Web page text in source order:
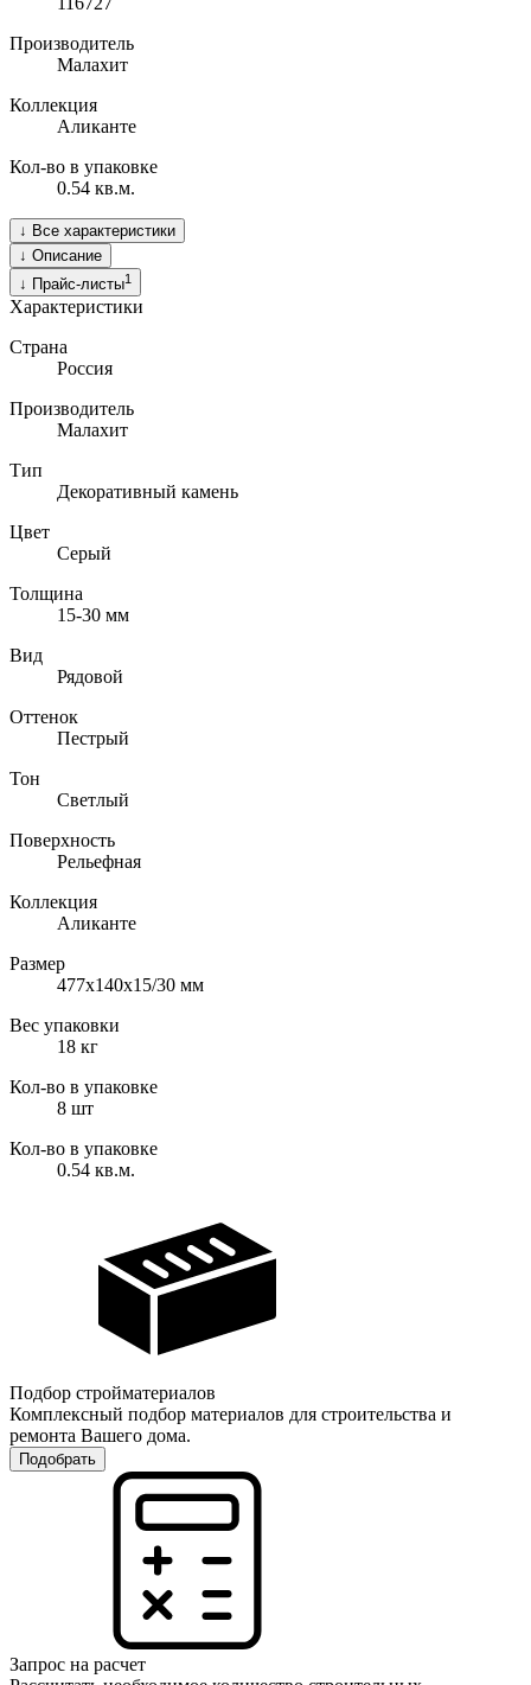
Производитель
Малахит
Коллекция
Аликанте
Кол-во в упаковке
0.54 кв.м.
↓ Все характеристики
↓ Описание
↓ Прайс-листы1
Характеристики
Страна
Россия
Производитель
Малахит
Тип
Декоративный камень
Цвет
Серый
Толщина
15-30 мм
Вид
Рядовой
Оттенок
Пестрый
Тон
Светлый
Поверхность
Рельефная
Коллекция
Аликанте
Размер
477х140х15/30 мм
Вес упаковки
18 кг
Кол-во в упаковке
8 шт
Кол-во в упаковке
0.54 кв.м.
Подбор стройматериалов
Комплексный подбор материалов для строительства и
ремонта Вашего дома.
Подобрать
Запрос на расчет